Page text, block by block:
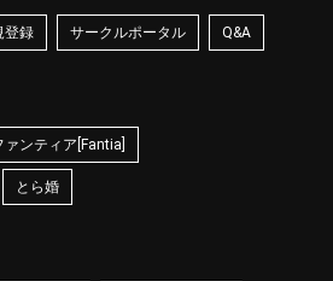
登録 サークルポータル Q&A
ァンティア[Fantia]
とら婚